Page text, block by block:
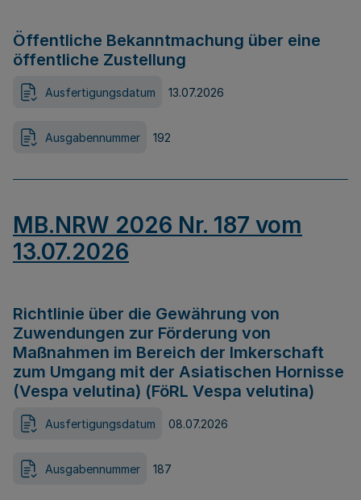
Öffentliche Bekanntmachung über eine
öffentliche Zustellung
Ausfertigungsdatum 13.07.2026
Ausgabennummer 192
MB.NRW 2026 Nr. 187 vom
13.07.2026
Richtlinie über die Gewährung von
Zuwendungen zur Förderung von
Maßnahmen im Bereich der Imkerschaft
zum Umgang mit der Asiatischen Hornisse
(Vespa velutina) (FöRL Vespa velutina)
Ausfertigungsdatum 08.07.2026
Ausgabennummer 187